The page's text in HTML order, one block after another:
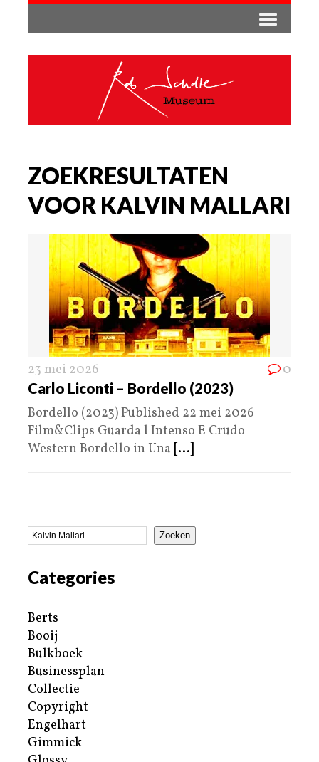
ZOEKRESULTATEN
VOOR KALVIN MALLARI
23 mei 2026 0
Carlo Liconti – Bordello (2023)
Bordello (2023) Published 22 mei 2026
Film&Clips Guarda l Intenso E Crudo
Western Bordello in Una [...]
Zoeken
Categories
Berts
Booij
Bulkboek
Businessplan
Collectie
Copyright
Engelhart
Gimmick